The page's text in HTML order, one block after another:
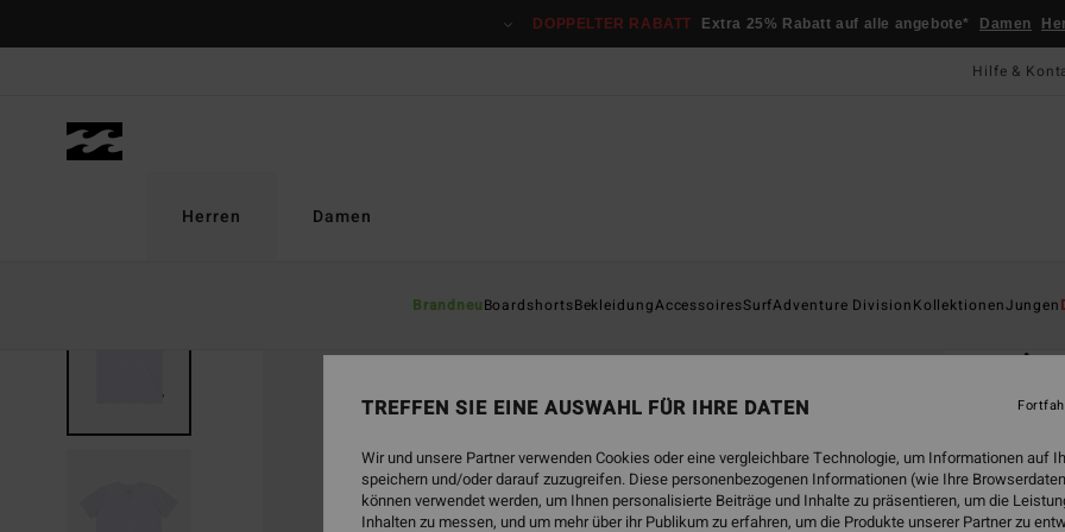
DOPPELTER RABATT Extra 25% Rabatt auf alle angebote* Damen
Hilfe &
Herren
BrandneuBoardshortsBekleidungAccessoiresSurfAdventure DivisionKollektionenJungen
Damen
ECO-
TREFFEN SIE EINE AUSWAHL FÜR IHRE DATEN
Wir und unsere Partner verwenden Cookies oder eine vergleichbare Technologie, um Informationen auf
speichern und/oder darauf zuzugreifen. Diese personenbezogenen Informationen (wie Ihre
können verwendet werden, um Ihnen personalisierte Beiträge und Inhalte zu präsentieren, um die
Inhalten zu messen, und um mehr über ihr Publikum zu erfahren, um die Produkte unserer Partner zu